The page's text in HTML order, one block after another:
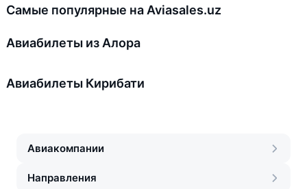
Самые популярные на Aviasales.uz
Авиабилеты из Алора
Авиабилеты Кирибати
Авиакомпании
Направления